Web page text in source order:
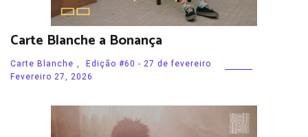
Carte Blanche a Bonança
Carte Blanche ,
Edição #60 - 27 de fevereiro
Fevereiro 27, 2026